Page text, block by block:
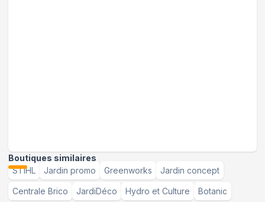
Boutiques similaires
STIHL
Jardin promo Greenworks Jardin concept
Centrale Brico JardiDéco Hydro et Culture Botanic